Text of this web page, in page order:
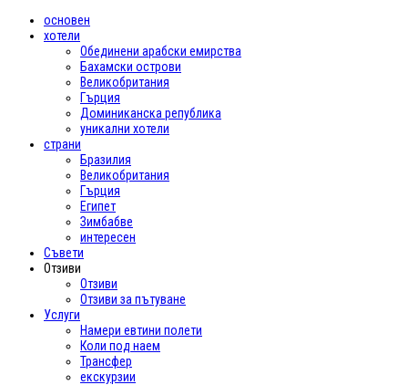
основен
хотели
Обединени арабски емирства
Бахамски острови
Великобритания
Гърция
Доминиканска република
уникални хотели
страни
Бразилия
Великобритания
Гърция
Египет
Зимбабве
интересен
Съвети
Отзиви
Отзиви
Отзиви за пътуване
Услуги
Намери евтини полети
Коли под наем
Трансфер
екскурзии